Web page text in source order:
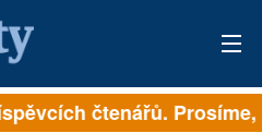
čtenářů. Prosíme,